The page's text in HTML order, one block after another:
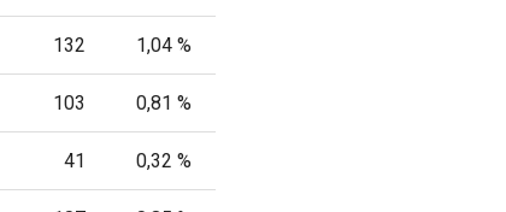
132 1,04 %
103 0,81 %
41 0,32 %